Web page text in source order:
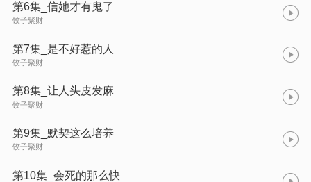
第6集_信她才有鬼了
饺子聚财
第7集_是不好惹的人
饺子聚财
第8集_让人头皮发麻
饺子聚财
第9集_默契这么培养
饺子聚财
第10集_会死的那么快